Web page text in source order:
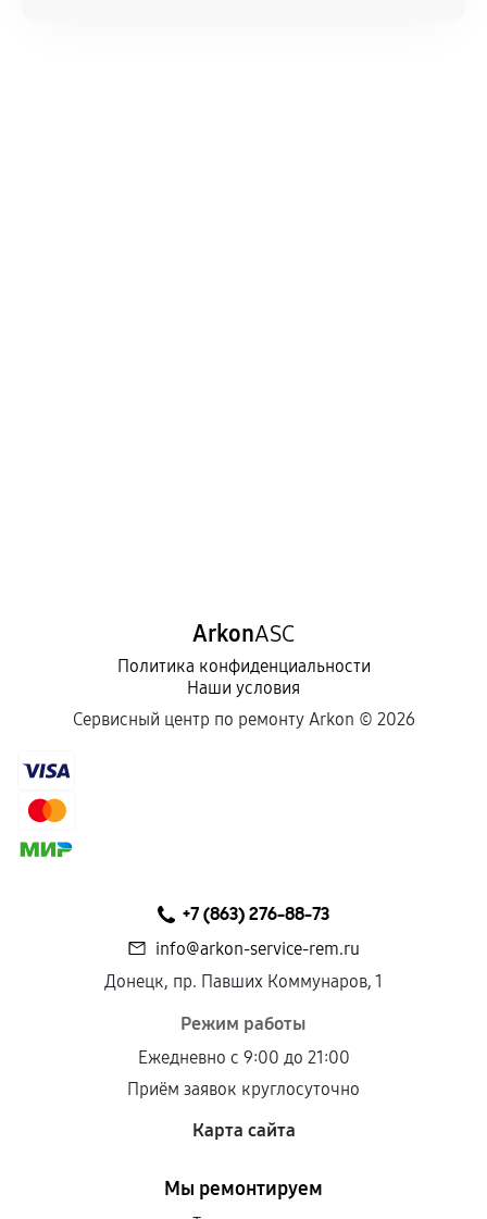
ArkonASC
Политика конфиденциальности
Наши условия
Сервисный центр по ремонту Arkon © 2026
+7 (863) 276-88-73
info@arkon-service-rem.ru
Донецк, пр. Павших Коммунаров, 1
Режим работы
Ежедневно с 9:00 до 21:00
Приём заявок круглосуточно
Карта сайта
Мы ремонтируем